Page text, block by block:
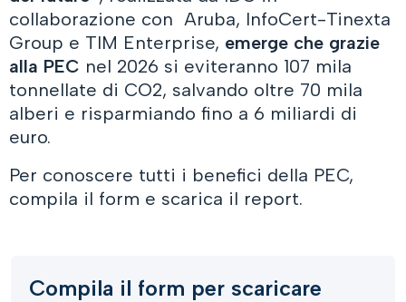
collaborazione con Aruba, InfoCert-Tinexta
Group e TIM Enterprise, emerge che grazie
alla PEC nel 2026 si eviteranno 107 mila
tonnellate di CO2, salvando oltre 70 mila
alberi e risparmiando fino a 6 miliardi di
euro.
Per conoscere tutti i benefici della PEC,
compila il form e scarica il report.
Compila il form per scaricare